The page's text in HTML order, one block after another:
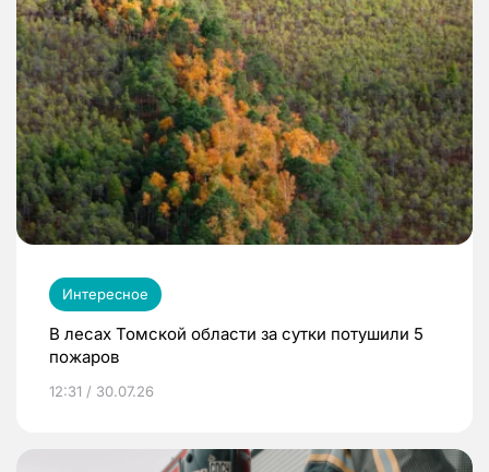
Интересное
В лесах Томской области за сутки потушили 5
пожаров
12:31 / 30.07.26